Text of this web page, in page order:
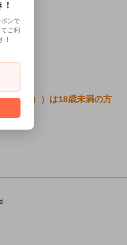
ピンク））は18歳未満の方
ンで
ご利
！